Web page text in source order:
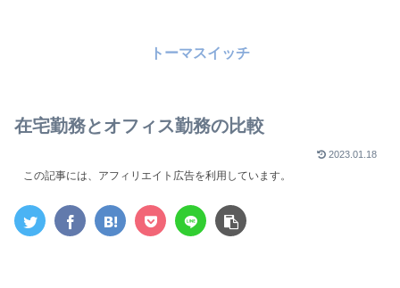
トーマスイッチ
在宅勤務とオフィス勤務の比較
2023.01.18
この記事には、アフィリエイト広告を利用しています。